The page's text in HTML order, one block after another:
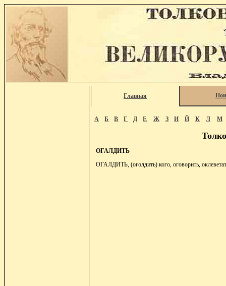
Главная
А Б В Г Д Е Ж З И Й К Л М
ОГАЛДИТЬ
ОГАЛДИТЬ, (оголдить) кого, оговорить,